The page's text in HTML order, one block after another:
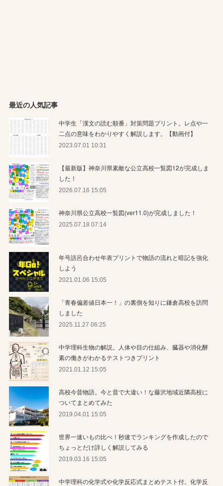
最近の人気記事
中学生「漢文の読む順番」対策問題プリント。レ点や一
二点の意味をわかりやすく解説します。【動画付】
2023.07.01 10:31
【最新版】神奈川県素敵な公立高校一覧図12が完成しま
した！
2026.07.16 15:05
神奈川県公立高校一覧図(ver11.0)が完成しました！
2025.07.18 07:14
年号語呂合わせ年表プリントで物語の流れと暗記を強化
しよう
2021.01.06 15:05
「青春偏差値日本一！」の裏側を知りに鎌倉高校を訪問
しました
2025.11.27 06:25
中学理科生物の解説。人体や目の仕組み、臓器や消化酵
素の働きがわかるテストつきプリント
2021.01.12 15:05
高校今昔物語。今と昔で大違い！な藤沢地域近隣高校に
ついてまとめてみた
2019.04.01 15:05
世界一速いもの比べ！秒速でランキングを作成したので
ちょっとだけ詳しく解説してみる
2019.03.16 15:05
中学理科の化学式や化学反応式まとめテスト付。化学反